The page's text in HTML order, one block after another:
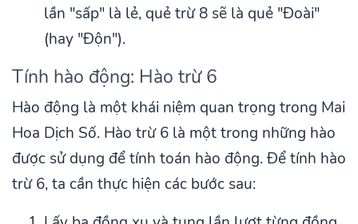
lần "sấp" là lẻ, quẻ trừ 8 sẽ là quẻ "Đoài"
(hay "Độn").
Tính hào động: Hào trừ 6
Hào động là một khái niệm quan trọng trong Mai
Hoa Dịch Số. Hào trừ 6 là một trong những hào
được sử dụng để tính toán hào động. Để tính hào
trừ 6, ta cần thực hiện các bước sau: